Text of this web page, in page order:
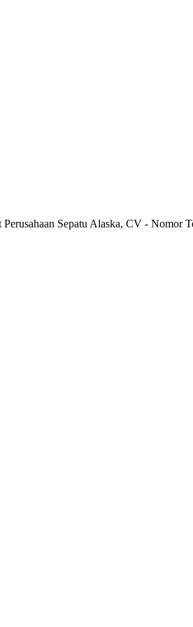
Sepatu Alaska, CV - Nomor